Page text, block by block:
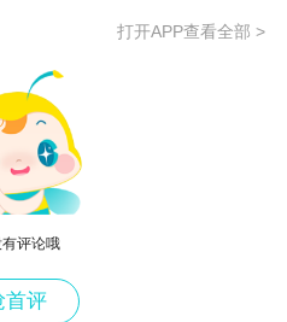
当于拥有了多个国家的会计
相关工作照样没有任何问
计师公会是澳洲政府授权
团体之一，持有澳洲注册
民成功率，可以说澳洲会
洲生活的财务人员，带来
打开APP查看全部 >
评论哦
首评